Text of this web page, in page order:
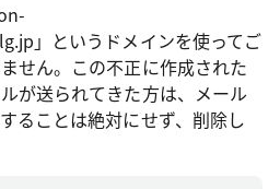
」というドメインを使ってご
せん。この不正に作成された
が送られてきた方は、メール
ることは絶対にせず、削除し